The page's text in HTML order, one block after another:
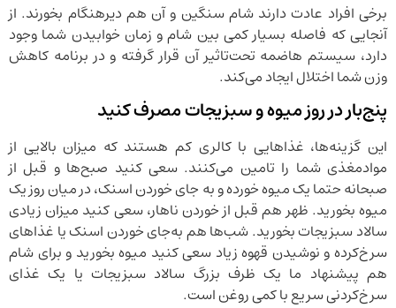
برخی افراد عادت دارند شام سنگین و آن هم دیرهنگام بخورند. از
آنجایی که فاصله بسیار کمی بین شام و زمان خوابیدن شما وجود
دارد، سیستم هاضمه تحت‌تاثیر آن قرار گرفته و در برنامه کاهش
وزن شما اختلال ایجاد می‌کند.
پنج‌بار در روز میوه و سبزیجات مصرف کنید
این گزینه‌ها، غذاهایی با کالری کم هستند که میزان بالایی از
موادمغذی شما را تامین می‌کنند. سعی کنید صبح‌ها و قبل از
صبحانه حتما یک میوه خورده و به جای خوردن اسنک، در میان روز یک
میوه بخورید. ظهر هم قبل از خوردن ناهار، سعی کنید میزان زیادی
سالاد سبزیجات بخورید. شب‌ها هم به‌جای خوردن اسنک یا غذاهای
سرخ‌کرده و نوشیدن قهوه زیاد سعی کنید میوه بخورید و برای شام
هم پیشنهاد ما یک ظرف بزرگ سالاد سبزیجات یا یک غذای
سرخ‌کردنی سریع با کمی روغن است.